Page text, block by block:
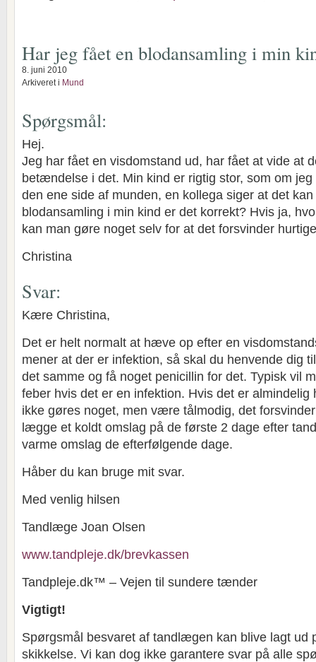
Har jeg fået en blodansamling i min
8. juni 2010
Arkiveret i Mund
Spørgsmål:
Hej.
Jeg har fået en visdomstand ud, har fået at vide at
betændelse i det. Min kind er rigtig stor, som om
den ene side af munden, en kollega siger at det
blodansamling i min kind er det korrekt? Hvis ja,
kan man gøre noget selv for at det forsvinder
Christina
Svar:
Kære Christina,
Det er helt normalt at hæve op efter en
mener at der er infektion, så skal du henvende dig
det samme og få noget penicillin for det. Typisk vil
feber hvis det er en infektion. Hvis det er
ikke gøres noget, men være tålmodig, det
lægge et koldt omslag på de første 2 dage efter
varme omslag de efterfølgende dage.
Håber du kan bruge mit svar.
Med venlig hilsen
Tandlæge Joan Olsen
www.tandpleje.dk/brevkassen
Tandpleje.dk™ – Vejen til sundere tænder
Vigtigt!
Spørgsmål besvaret af tandlægen kan blive lagt ud
skikkelse. Vi kan dog ikke garantere svar på alle